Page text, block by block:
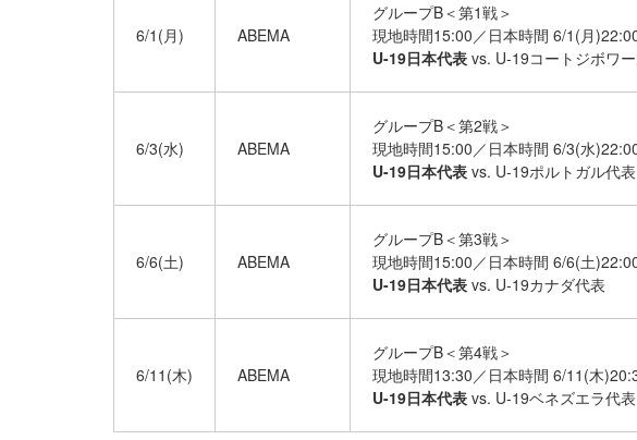
6/1(月) ABEMA
グループB＜第1戦＞
現地時間15:00／日本時間 6/1(月
U-19日本代表 vs. U-19コートジボワ
6/3(水) ABEMA
グループB＜第2戦＞
現地時間15:00／日本時間 6/3(水
U-19日本代表 vs. U-19ポルトガル代表
6/6(土) ABEMA
グループB＜第3戦＞
現地時間15:00／日本時間 6/6(土
U-19日本代表 vs. U-19カナダ代表
6/11(木) ABEMA
グループB＜第4戦＞
現地時間13:30／日本時間 6/11(木
U-19日本代表 vs. U-19ベネズエラ代表